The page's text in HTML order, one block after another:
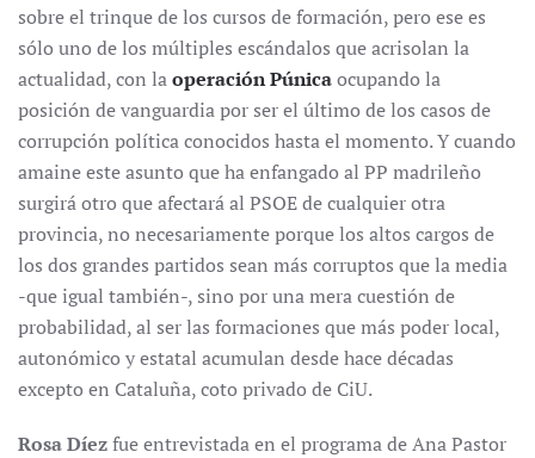
sobre el trinque de los cursos de formación, pero ese es
sólo uno de los múltiples escándalos que acrisolan la
actualidad, con laoperación Púnicaocupando la
posición de vanguardia por ser el último de los casos de
corrupción política conocidos hasta el momento. Y cuando
amaine este asunto que ha enfangado al PP madrileño
surgirá otro que afectará al PSOE de cualquier otra
provincia, no necesariamente porque los altos cargos de
los dos grandes partidos sean más corruptos que la media
-que igual también-, sino por una mera cuestión de
probabilidad, al ser las formaciones que más poder local,
autonómico y estatal acumulan desde hace décadas
excepto en Cataluña, coto privado de CiU.
Rosa Díezfue entrevistada en el programa de Ana Pastor